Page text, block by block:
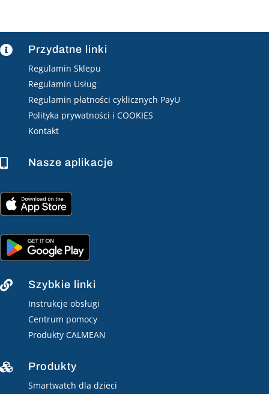
 Przydatne linki
Regulamin Sklepu
Regulamin Usług
Regulamin płatności cyklicznych PayU
Polityka prywatności i COOKIES
Kontakt
 Nasze aplikacje
 Szybkie linki
Instrukcje obsługi
Centrum pomocy
Produkty CALMEAN
 Produkty
Smartwatch dla dzieci